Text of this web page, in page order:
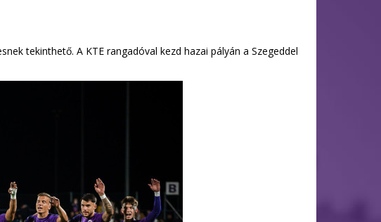
tekinthető. A KTE rangadóval kezd hazai pályán a Szegeddel